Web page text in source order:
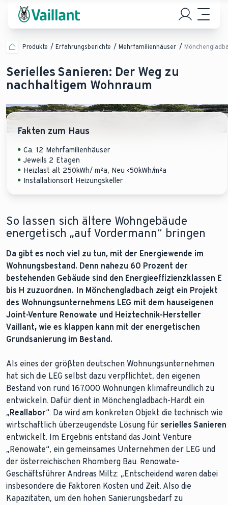
Produkte Erfahrungsberichte Mehrfamilienhäuser
Serielles Sanieren: Der Weg zu
nachhaltigem Wohnraum
Fakten zum Haus
Ca. 12 Mehrfamilienhäuser
Jeweils 2 Etagen
Heizlast alt 250kWh/ m²a, Neu <50kWh/m²a
Installationsort Heizungskeller
So lassen sich ältere Wohngebäude
energetisch „auf Vordermann“ bringen
Da gibt es noch viel zu tun, mit der Energiewende im
Wohnungsbestand. Denn nahezu 60 Prozent der
bestehenden Gebäude sind den Energieeffizienzklassen E
bis H zuzuordnen. In Mönchengladbach zeigt ein Projekt
des Wohnungsunternehmens LEG mit dem hauseigenen
Joint-Venture Renowate und Heiztechnik-Hersteller
Vaillant, wie es klappen kann mit der energetischen
Grundsanierung im Bestand.
Als eines der größten deutschen Wohnungsunternehmen
hat sich die LEG selbst dazu verpflichtet, den eigenen
Bestand von rund 167.000 Wohnungen klimafreundlich zu
entwickeln. Dafür dient in Mönchengladbach-Hardt ein
„Reallabor“: Da wird am konkreten Objekt die technisch wie
wirtschaftlich überzeugendste Lösung für serielles Sanieren
entwickelt. Im Ergebnis entstand das Joint Venture
„Renowate“, ein gemeinsames Unternehmen der LEG und
der österreichischen Rhomberg Bau. Renowate-
Geschäftsführer Andreas Miltz: „Entscheidend waren dabei
insbesondere die Faktoren Kosten und Zeit. Also die
Kapazitäten, um den hohen Sanierungsbedarf zu